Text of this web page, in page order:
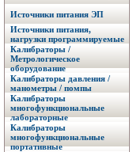
Источники питания ЭП
Источники питания,
нагрузки программируемые
Калибраторы /
Метрологическое
оборудование
Калибраторы давления /
манометры / помпы
Калибраторы
многофункциональные
лабораторные
Калибраторы
многофункциональные
портативные